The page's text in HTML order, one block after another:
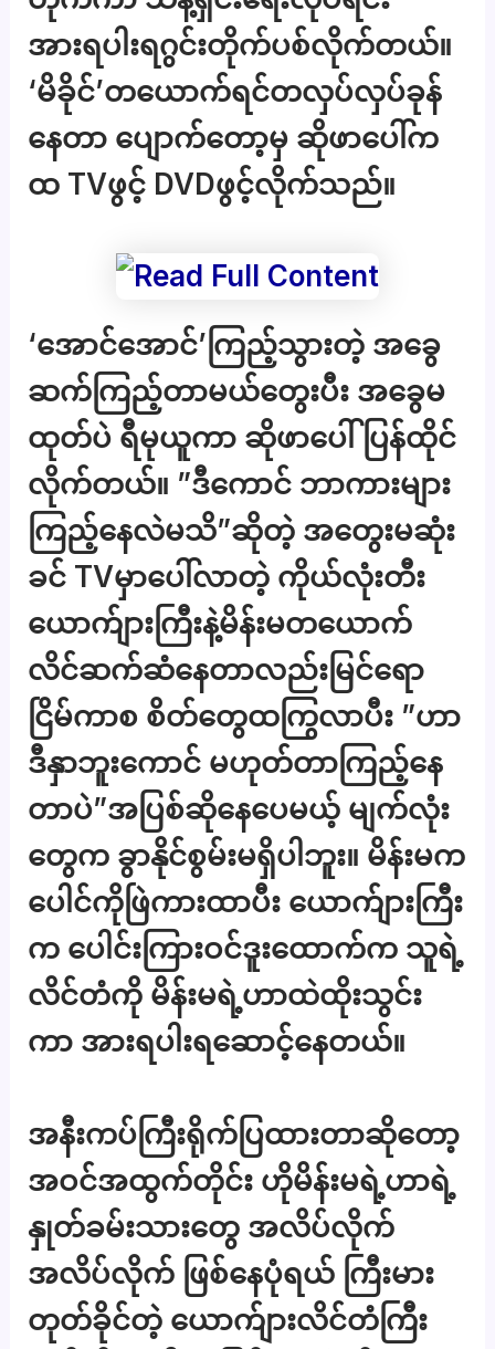
အားရပါးရဂွင်းတိုက်ပစ်လိုက်တယ်။
‘မိခိုင်’တယောက်ရင်တလှပ်လှပ်ခုန်
နေတာ ပျောက်တော့မှ ဆိုဖာပေါ်က
ထ TVဖွင့် DVDဖွင့်လိုက်သည်။
‘အောင်အောင်’ကြည့်သွားတဲ့ အခွေ
ဆက်ကြည့်တာမယ်တွေးပီး အခွေမ
ထုတ်ပဲ ရီမုယူကာ ဆိုဖာပေါ်ပြန်ထိုင်
လိုက်တယ်။ ”ဒီကောင် ဘာကားများ
ကြည့်နေလဲမသိ”ဆိုတဲ့ အတွေးမဆုံး
ခင် TVမှာပေါ်လာတဲ့ ကိုယ်လုံးတီး
ယောက်ျားကြီးနဲ့မိန်းမတယောက်
လိင်ဆက်ဆံနေတာလည်းမြင်ရော
ငြိမ်ကာစ စိတ်တွေထကြွလာပီး ”ဟာ
ဒီနှာဘူးကောင် မဟုတ်တာကြည့်နေ
တာပဲ”အပြစ်ဆိုနေပေမယ့် မျက်လုံး
တွေက ခွာနိုင်စွမ်းမရှိပါဘူး။ မိန်းမက
ပေါင်ကိုဖြဲကားထာပီး ယောက်ျားကြီး
က ပေါင်းကြားဝင်ဒူးထောက်က သူရဲ့
လိင်တံကို မိန်းမရဲ့ဟာထဲထိုးသွင်း
ကာ အားရပါးရဆောင့်နေတယ်။
အနီးကပ်ကြီးရိုက်ပြထားတာဆိုတော့
အဝင်အထွက်တိုင်း ဟိုမိန်းမရဲ့ဟာရဲ့
နှုတ်ခမ်းသားတွေ အလိပ်လိုက်
အလိပ်လိုက် ဖြစ်နေပုံရယ် ကြီးမား
တုတ်ခိုင်တဲ့ ယောက်ျားလိင်တံကြီး